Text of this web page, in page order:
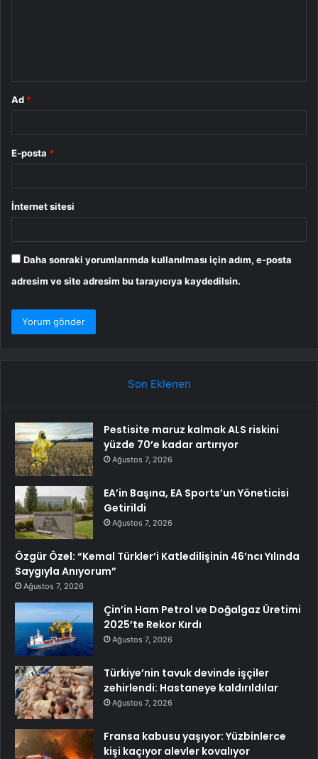
Ad *
E-posta *
İnternet sitesi
Daha sonraki yorumlarımda kullanılması için adım, e-posta
adresim ve site adresim bu tarayıcıya kaydedilsin.
Son Eklenen
Pestisite maruz kalmak ALS riskini
yüzde 70’e kadar artırıyor
Ağustos 7, 2026
EA’in Başına, EA Sports’un Yöneticisi
Getirildi
Ağustos 7, 2026
Özgür Özel: “Kemal Türkler’i Katledilişinin 46’ncı Yılında
Saygıyla Anıyorum”
Ağustos 7, 2026
Çin’in Ham Petrol ve Doğalgaz Üretimi
2025’te Rekor Kırdı
Ağustos 7, 2026
Türkiye’nin tavuk devinde işçiler
zehirlendi: Hastaneye kaldırıldılar
Ağustos 7, 2026
Fransa kabusu yaşıyor: Yüzbinlerce
kişi kaçıyor alevler kovalıyor